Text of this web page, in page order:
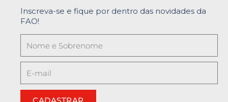
Inscreva-se e fique por dentro das novidades da
FAO!